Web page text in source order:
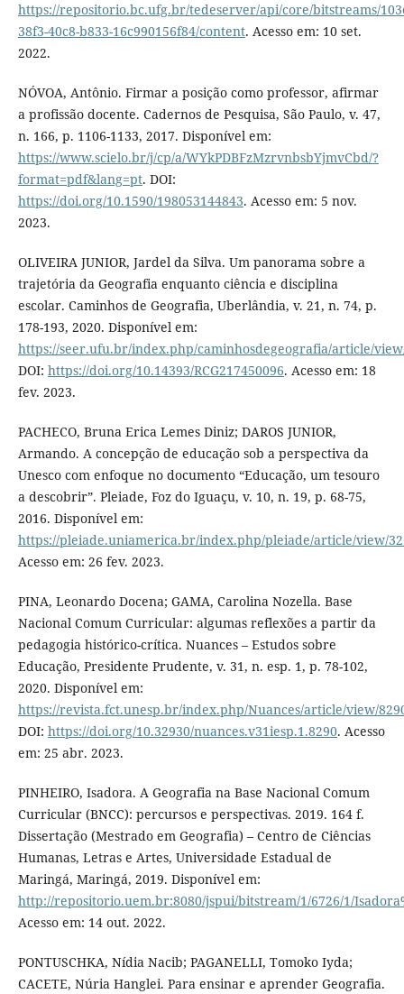
https://repositorio.bc.ufg.br/tedeserver/api/core/bitstreams/
38f3-40c8-b833-16c990156f84/content. Acesso em: 10 set.
2022.
NÓVOA, Antônio. Firmar a posição como professor, afirmar
a profissão docente. Cadernos de Pesquisa, São Paulo, v. 47,
n. 166, p. 1106-1133, 2017. Disponível em:
https://www.scielo.br/j/cp/a/WYkPDBFzMzrvnbsbYjmvCbd/?
format=pdf&lang=pt. DOI:
https://doi.org/10.1590/198053144843. Acesso em: 5 nov.
2023.
OLIVEIRA JUNIOR, Jardel da Silva. Um panorama sobre a
trajetória da Geografia enquanto ciência e disciplina
escolar. Caminhos de Geografia, Uberlândia, v. 21, n. 74, p.
178-193, 2020. Disponível em:
https://seer.ufu.br/index.php/caminhosdegeografia/article/
DOI: https://doi.org/10.14393/RCG217450096. Acesso em: 18
fev. 2023.
PACHECO, Bruna Erica Lemes Diniz; DAROS JUNIOR,
Armando. A concepção de educação sob a perspectiva da
Unesco com enfoque no documento “Educação, um tesouro
a descobrir”. Pleiade, Foz do Iguaçu, v. 10, n. 19, p. 68-75,
2016. Disponível em:
https://pleiade.uniamerica.br/index.php/pleiade/article/view/
Acesso em: 26 fev. 2023.
PINA, Leonardo Docena; GAMA, Carolina Nozella. Base
Nacional Comum Curricular: algumas reflexões a partir da
pedagogia histórico-crítica. Nuances – Estudos sobre
Educação, Presidente Prudente, v. 31, n. esp. 1, p. 78-102,
2020. Disponível em:
https://revista.fct.unesp.br/index.php/Nuances/article/view/
DOI: https://doi.org/10.32930/nuances.v31iesp.1.8290. Acesso
em: 25 abr. 2023.
PINHEIRO, Isadora. A Geografia na Base Nacional Comum
Curricular (BNCC): percursos e perspectivas. 2019. 164 f.
Dissertação (Mestrado em Geografia) – Centro de Ciências
Humanas, Letras e Artes, Universidade Estadual de
Maringá, Maringá, 2019. Disponível em:
http://repositorio.uem.br:8080/jspui/bitstream/1/6726/1/
Acesso em: 14 out. 2022.
PONTUSCHKA, Nídia Nacib; PAGANELLI, Tomoko Iyda;
CACETE, Núria Hanglei. Para ensinar e aprender Geografia.